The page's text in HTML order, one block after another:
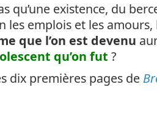
qu’une existence, du
les emplois et les amours,
que l’on est devenu
qu’on fut ?
dix premières pages de